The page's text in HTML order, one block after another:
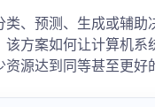
、预测、生成或辅
方案如何让计算机
源达到同等甚至更好